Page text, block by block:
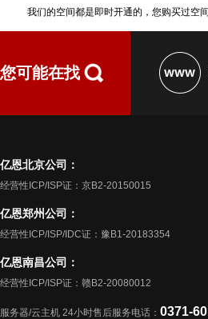
我们的空间都是即时开通的，您购买过空
您可能在找
亿恩北京公司：
经营性ICP/ISP证：京B2-20150015
亿恩郑州公司：
经营性ICP/ISP/IDC证：豫B1-20183354
亿恩南昌公司：
经营性ICP/ISP证：赣B2-20080012
服务器/云主机 24小时售后服务电话： 0371-